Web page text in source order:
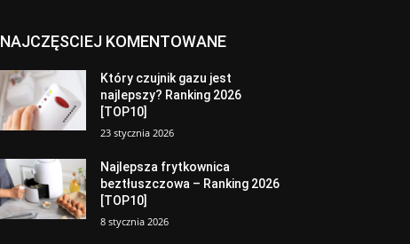
NAJCZĘSCIEJ KOMENTOWANE
Który czujnik gazu jest
najlepszy? Ranking 2026
[TOP10]
23 stycznia 2026
Najlepsza frytkownica
beztłuszczowa – Ranking 2026
[TOP10]
8 stycznia 2026